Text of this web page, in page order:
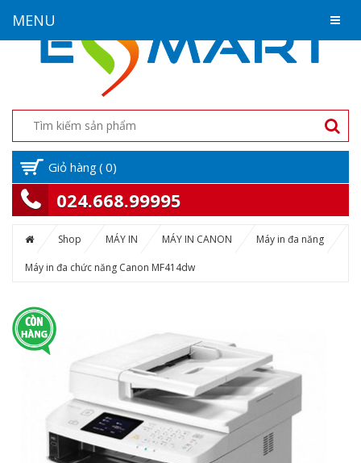
Giỏ hàng( 0)
024.668.99995
MENU
Shop MÁY IN MÁY IN CANON Máy in đa năng
Máy in đa chức năng Canon MF414dw